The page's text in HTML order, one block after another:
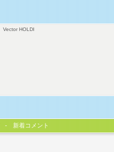
Vector HOLDI
新着コメント